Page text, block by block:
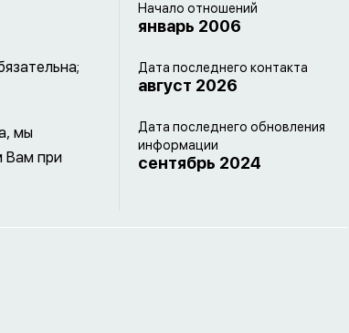
мы
Вам при
Начало отношений
январь 2006
Дата последнего контакта
август 2026
Дата последнего обновления
информации
сентябрь 2024